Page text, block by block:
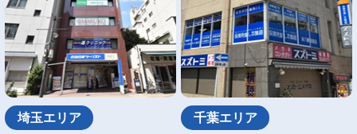
埼玉エリア
千葉エリア